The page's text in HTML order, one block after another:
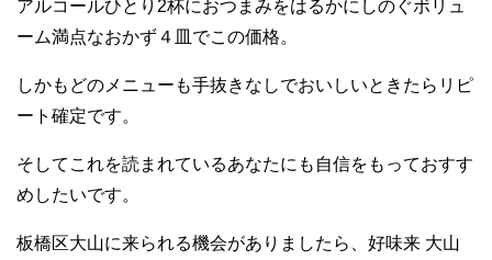
アルコールひとり2杯におつまみをはるかにしのぐボリュ
ーム満点なおかず４皿でこの価格。
しかもどのメニューも手抜きなしでおいしいときたらリピ
ート確定です。
そしてこれを読まれているあなたにも自信をもっておすす
めしたいです。
板橋区大山に来られる機会がありましたら、好味来 大山